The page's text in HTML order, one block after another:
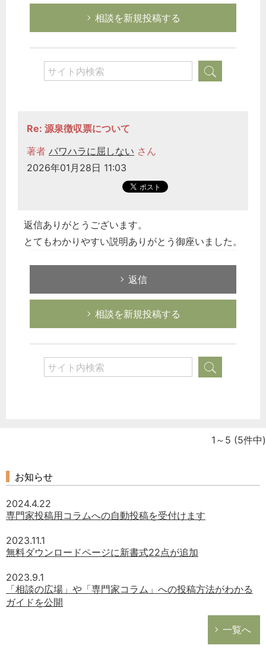
相談を新規投稿する
Re: 源泉徴収票について
著者 パワハラに屈しない さん
2026年01月28日 11:03
返信ありがとうございます。
とてもわかりやすい説明ありがとう御座いました。
返信
相談を新規投稿する
1～5 (5件中)
お知らせ
2024.4.22
専門家投稿用コラムへの自動投稿を受付けます
2023.11.1
無料ダウンロードページに新書式22点が追加
2023.9.1
「相談の広場」や「専門家コラム」への投稿方法がわかる
ガイドを公開
一覧へ